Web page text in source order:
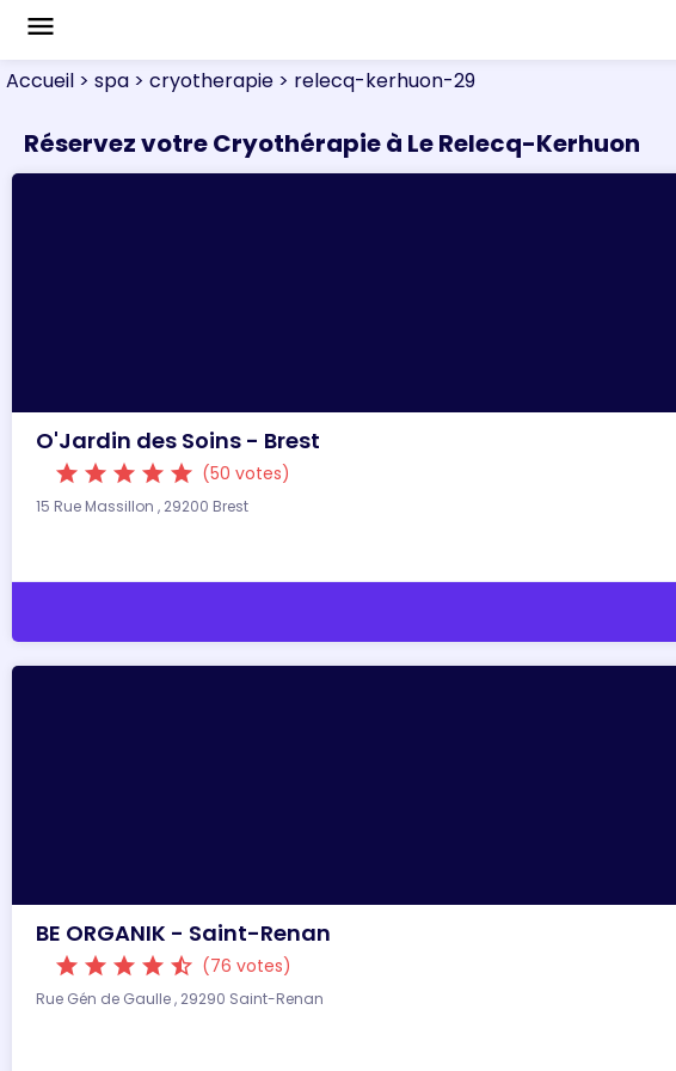
menu
Accueil > spa > cryotherapie > relecq-kerhuon-29
Réservez votre Cryothérapie à Le Relecq-Kerhuon
O'Jardin des Soins - Brest
star star star star star (50 votes)
15 Rue Massillon , 29200 Brest
BE ORGANIK - Saint-Renan
star star star star star_half (76 votes)
Rue Gén de Gaulle , 29290 Saint-Renan